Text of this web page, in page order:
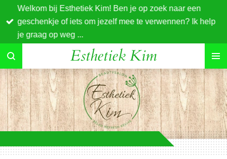
direct
naar
de
Esthetiek Kim
Welkom bij Esthetiek Kim! Ben je op zoek naar een
geschenkje of iets om jezelf mee te verwennen? Ik help
je graag op weg ...